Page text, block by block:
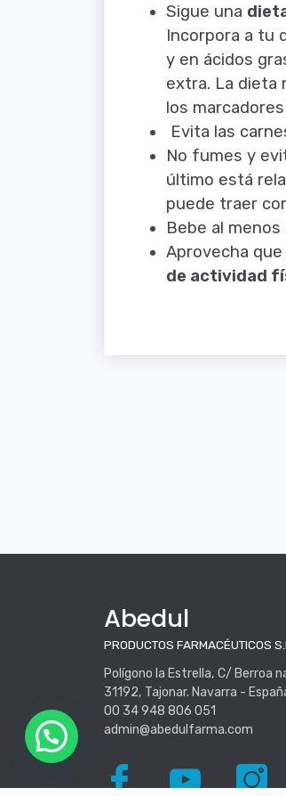
Sigue una
Incorpora a tu
y en ácidos
extra. La dieta
los
Evita las
No fumes y
último está
puede traer
Bebe al menos
Aprovecha
de actividad
Abedul
PRODUCTOS FARMACÉUTICOS
Polígono la Estrella, C/ Berroa
31192, Tajonar. Navarra - España
admin@abedulfarma.com